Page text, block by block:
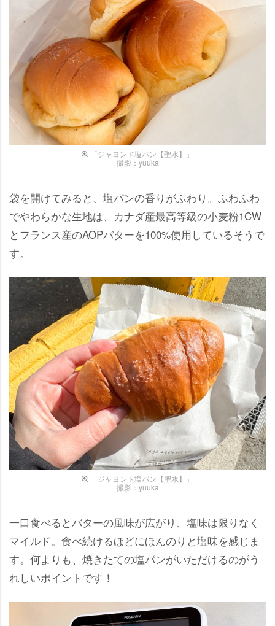
「ジャヨンド塩パン【聖水】」
撮影：yuuka
袋を開けてみると、塩パンの香りがふわり。ふわふわ
でやわらかな生地は、カナダ産最高等級の小麦粉1CW
とフランス産のAOPバターを100%使用しているそうで
す。
「ジャヨンド塩パン【聖水】」
撮影：yuuka
一口食べるとバターの風味が広がり、塩味は限りなく
マイルド。食べ続けるほどにほんのりと塩味を感じま
す。何よりも、焼きたての塩パンがいただけるのがう
れしいポイントです！